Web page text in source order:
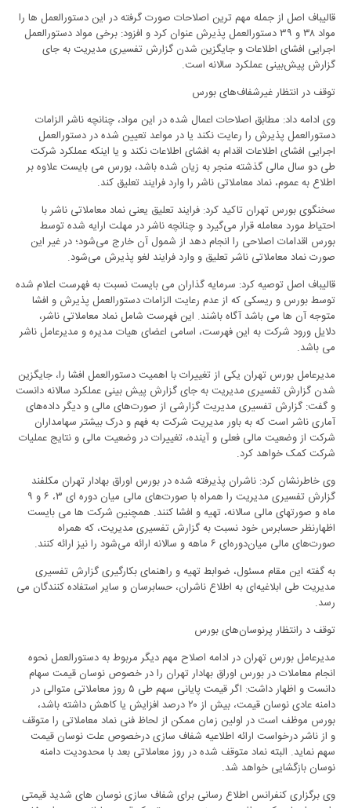
قالیباف اصل از جمله مهم ترین اصلاحات صورت گرفته در این دستورالعمل ها را
مواد ۳۸ و ۳۹ دستورالعمل پذیرش عنوان کرد و افزود: برخی مواد دستورالعمل
اجرایی افشای اطلاعات و جایگزین شدن گزارش تفسیری مدیریت به جای
گزارش پیش‌بینی عملکرد سالانه است.
توقف در انتظار غیرشفاف‌های بورس
وی ادامه داد: مطابق اصلاحات اعمال شده در این مواد، چنانچه ناشر الزامات
دستورالعمل پذیرش را رعایت نکند یا در مواعد تعیین شده در دستورالعمل
اجرایی افشای اطلاعات اقدام به افشای اطلاعات نکند و یا اینکه عملکرد شرکت
طی دو سال مالی گذشته منجر به زیان شده باشد، بورس می بایست علاوه بر
اطلاع به عموم، نماد معاملاتی ناشر را وارد فرایند تعلیق کند.
سخنگوی بورس تهران تاکید کرد: فرایند تعلیق یعنی نماد معاملاتی ناشر با
احتیاط مورد معامله قرار می‌گیرد و چنانچه ناشر در مهلت ارایه شده توسط
بورس اقدامات اصلاحی را انجام دهد از شمول آن خارج می‌شود؛ در غیر این
صورت نماد معاملاتی ناشر تعلیق و وارد فرایند لغو پذیرش می‌شود.
قالیباف اصل توصیه کرد: سرمایه گذاران می بایست نسبت به فهرست اعلام شده
توسط بورس و ریسکی که از عدم رعایت الزامات دستورالعمل پذیرش و افشا
متوجه آن ها می باشد آگاه باشند. این فهرست شامل نماد معاملاتی ناشر،
دلایل ورود شرکت به این فهرست، اسامی اعضای هیات مدیره و مدیرعامل ناشر
می باشد.
مدیرعامل بورس تهران یکی از تغییرات با اهمیت دستورالعمل افشا را، جایگزین
شدن گزارش تفسیری مدیریت به جای گزارش پیش بینی عملکرد سالانه دانست
و گفت: گزارش تفسیری مدیریت گزارشی از صورت‌های مالی و دیگر داده‌های
آماری ناشر است که به باور مدیریت شرکت به فهم و درک بیشتر سهامداران
شرکت از وضعیت مالی فعلی و آینده، تغییرات در وضعیت مالی و نتایج عملیات
شرکت کمک خواهد کرد.
وی خاطرنشان کرد: ناشران پذیرفته شده در بورس اوراق بهادار تهران مکلفند
گزارش تفسیری مدیریت را همراه با صورت‌های مالی میان دوره ای ۳، ۶ و ۹
ماه و صورتهای مالی سالانه، تهیه و افشا کنند. همچنین شرکت ها می بایست
اظهارنظر حسابرس خود نسبت به گزارش تفسیری مدیریت، که همراه
صورت‌های مالی میان‌دوره‌ای ۶ ماهه و سالانه ارائه می‌شود را نیز ارائه کنند.
به گفته این مقام مسئول، ضوابط تهیه و راهنمای بکارگیری گزارش تفسیری
مدیریت طی ابلاغیه‌ای به اطلاع ناشران، حسابرسان و سایر استفاده کنندگان می
رسد.
توقف د رانتظار پرنوسان‌های بورس
مدیرعامل بورس تهران در ادامه اصلاح مهم دیگر مربوط به دستورالعمل نحوه
انجام معاملات در بورس اوراق بهادار تهران را در خصوص نوسان قیمت سهام
دانست و اظهار داشت: اگر قیمت پایانی سهم طی ۵ روز معاملاتی متوالی در
دامنه عادی نوسان قیمت، بیش از ۲۰ درصد افزایش یا کاهش داشته باشد،
بورس موظف است در اولین زمان ممکن از لحاظ فنی نماد معاملاتی را متوقف
و از ناشر درخواست ارائه اطلاعیه شفاف سازی درخصوص علت نوسان قیمت
سهم نماید. البته نماد متوقف شده در روز معاملاتی بعد با محدودیت دامنه
نوسان بازگشایی خواهد شد.
وی برگزاری کنفرانس اطلاع رسانی برای شفاف سازی نوسان های شدید قیمتی